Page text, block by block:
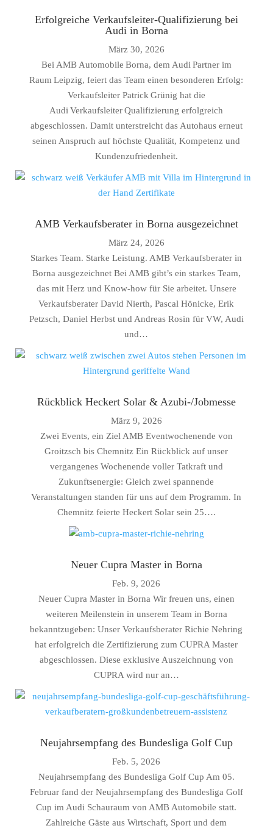
Erfolgreiche Verkaufsleiter-Qualifizierung bei
Audi in Borna
März 30, 2026
Bei AMB Automobile Borna, dem Audi Partner im
Raum Leipzig, feiert das Team einen besonderen Erfolg:
Verkaufsleiter Patrick Grünig hat die
Audi Verkaufsleiter Qualifizierung erfolgreich
abgeschlossen. Damit unterstreicht das Autohaus erneut
seinen Anspruch auf höchste Qualität, Kompetenz und
Kundenzufriedenheit.
AMB Verkaufsberater in Borna ausgezeichnet
März 24, 2026
Starkes Team. Starke Leistung. AMB Verkaufsberater in
Borna ausgezeichnet Bei AMB gibt’s ein starkes Team,
das mit Herz und Know-how für Sie arbeitet. Unsere
Verkaufsberater David Nierth, Pascal Hönicke, Erik
Petzsch, Daniel Herbst und Andreas Rosin für VW, Audi
und…
Rückblick Heckert Solar & Azubi-/Jobmesse
März 9, 2026
Zwei Events, ein Ziel AMB Eventwochenende von
Groitzsch bis Chemnitz Ein Rückblick auf unser
vergangenes Wochenende voller Tatkraft und
Zukunftsenergie: Gleich zwei spannende
Veranstaltungen standen für uns auf dem Programm. In
Chemnitz feierte Heckert Solar sein 25….
Neuer Cupra Master in Borna
Feb. 9, 2026
Neuer Cupra Master in Borna Wir freuen uns, einen
weiteren Meilenstein in unserem Team in Borna
bekanntzugeben: Unser Verkaufsberater Richie Nehring
hat erfolgreich die Zertifizierung zum CUPRA Master
abgeschlossen. Diese exklusive Auszeichnung von
CUPRA wird nur an…
Neujahrsempfang des Bundesliga Golf Cup
Feb. 5, 2026
Neujahrsempfang des Bundesliga Golf Cup Am 05.
Februar fand der Neujahrsempfang des Bundesliga Golf
Cup im Audi Schauraum von AMB Automobile statt.
Zahlreiche Gäste aus Wirtschaft, Sport und dem